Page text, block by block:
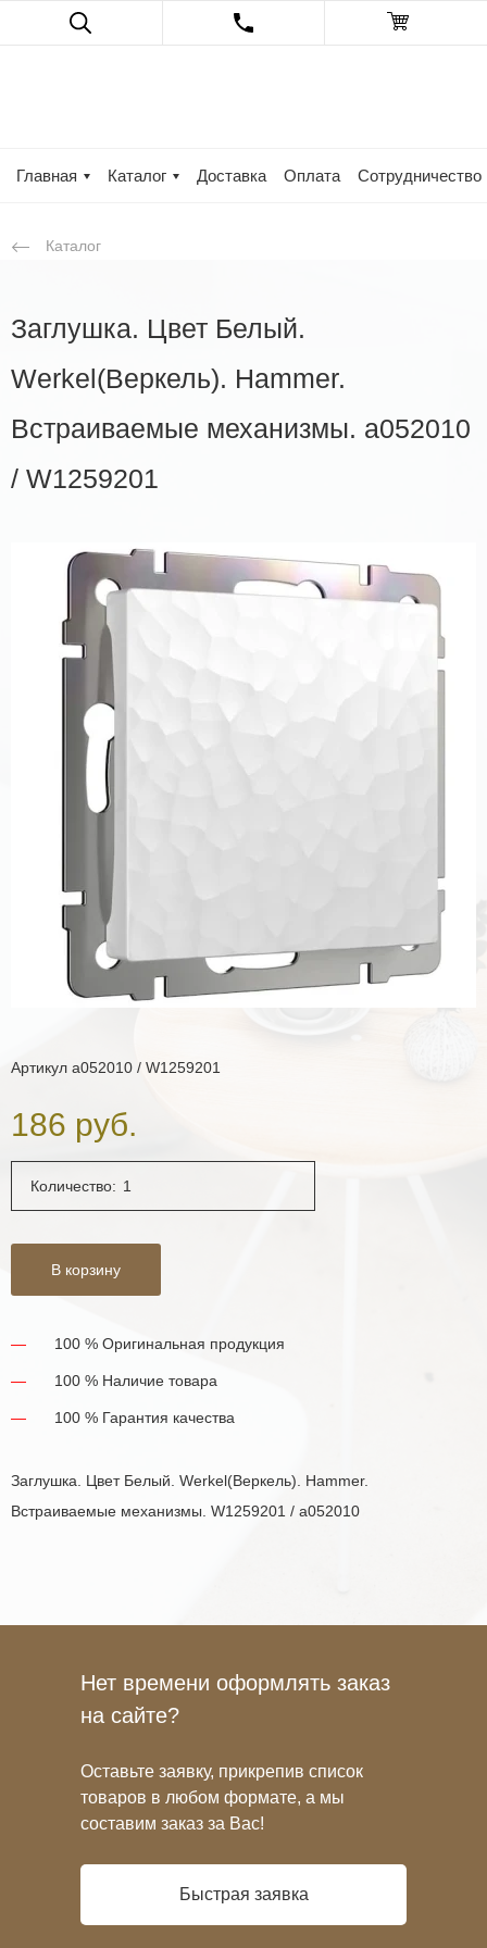
Главная Каталог Доставка Оплата Сотрудничество
Каталог
Заглушка. Цвет Белый.
Werkel(Веркель). Hammer.
Встраиваемые механизмы. a052010
/ W1259201
Артикул a052010 / W1259201
186 руб.
Количество:
В корзину
100 % Оригинальная продукция
100 % Наличие товара
100 % Гарантия качества
Заглушка. Цвет Белый. Werkel(Веркель). Hammer.
Встраиваемые механизмы. W1259201 / a052010
Нет времени оформлять заказ
на сайте?
Оставьте заявку, прикрепив список
товаров в любом формате, а мы
составим заказ за Вас!
Быстрая заявка